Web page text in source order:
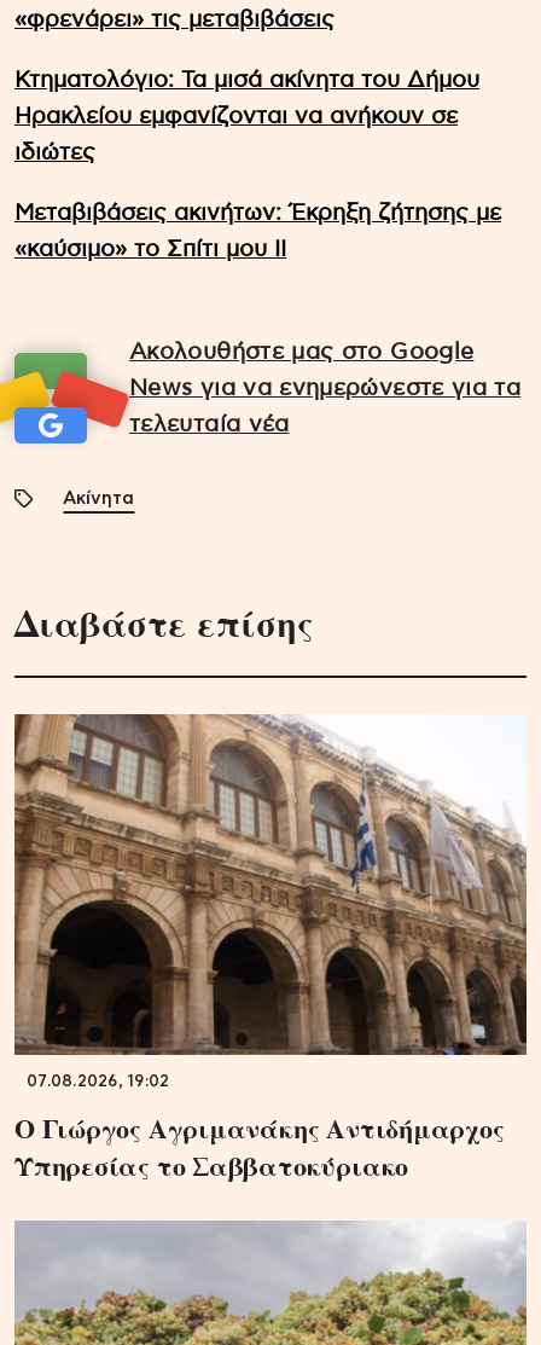
«φρενάρει» τις μεταβιβάσεις
Κτηματολόγιο: Τα μισά ακίνητα του Δήμου
Ηρακλείου εμφανίζονται να ανήκουν σε
ιδιώτες
Μεταβιβάσεις ακινήτων: Έκρηξη ζήτησης με
«καύσιμο» το Σπίτι μου ΙΙ
Ακολουθήστε μας στο Google
News για να ενημερώνεστε για τα
τελευταία νέα
Ακίνητα
Διαβάστε επίσης
07.08.2026, 19:02
Ο Γιώργος Αγριμανάκης Αντιδήμαρχος
Υπηρεσίας το Σαββατοκύριακο